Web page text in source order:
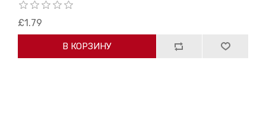
£1.79
В КОРЗИНУ